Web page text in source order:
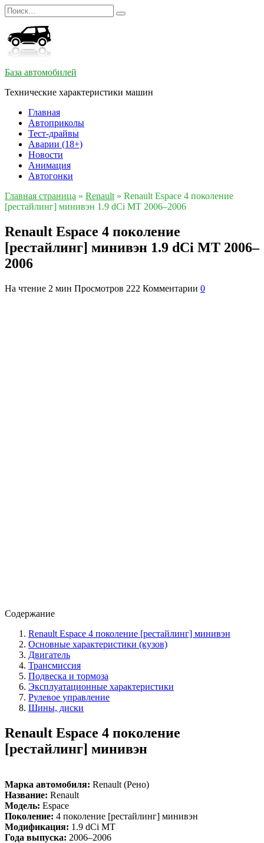
Перейти
к
содержанию
Search
for:
База автомобилей
Технические характеристики машин
Главная
Автоприколы
Тест-драйвы
Аварии (18+)
Новости
Анимация
Автогонки
Главная страница » Renault » Renault Espace 4 поколение
[рестайлинг] минивэн 1.9 dCi MT 2006–2006
Renault Espace 4 поколение
[рестайлинг] минивэн 1.9 dCi MT 2006–
2006
На чтение 2 мин Просмотров 222 Комментарии 0
Содержание
Renault Espace 4 поколение [рестайлинг] минивэн
Основные характеристики (кузов)
Двигатель
Трансмиссия
Подвеска и тормоза
Эксплуатационные характеристики
Рулевое управление
Шины, диски
Renault Espace 4 поколение
[рестайлинг] минивэн
Марка автомобиля: Renault (Рено)
Название: Renault
Модель: Espace
Поколение: 4 поколение [рестайлинг] минивэн
Модификация: 1.9 dCi MT
Года выпуска: 2006–2006